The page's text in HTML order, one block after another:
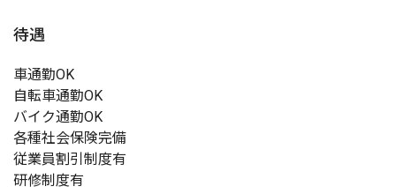
待遇
車通勤OK
自転車通勤OK
バイク通勤OK
各種社会保険完備
従業員割引制度有
研修制度有